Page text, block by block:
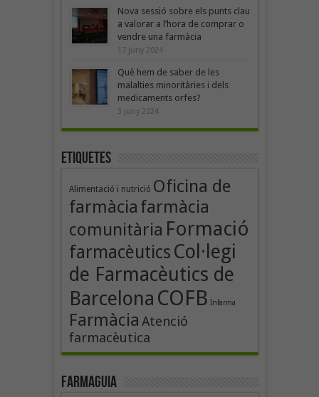
Nova sessió sobre els punts clau
a valorar a l’hora de comprar o
vendre una farmàcia
17 juny 2024
Què hem de saber de les
malalties minoritàries i dels
medicaments orfes?
3 juny 2024
Etiquetes
Alimentació i nutrició Oficina de
farmàcia farmàcia
comunitària Formació
farmacèutics Col·legi
de Farmacèutics de
Barcelona COFB Infarma
Farmàcia Atenció
farmacèutica
Farmaguia